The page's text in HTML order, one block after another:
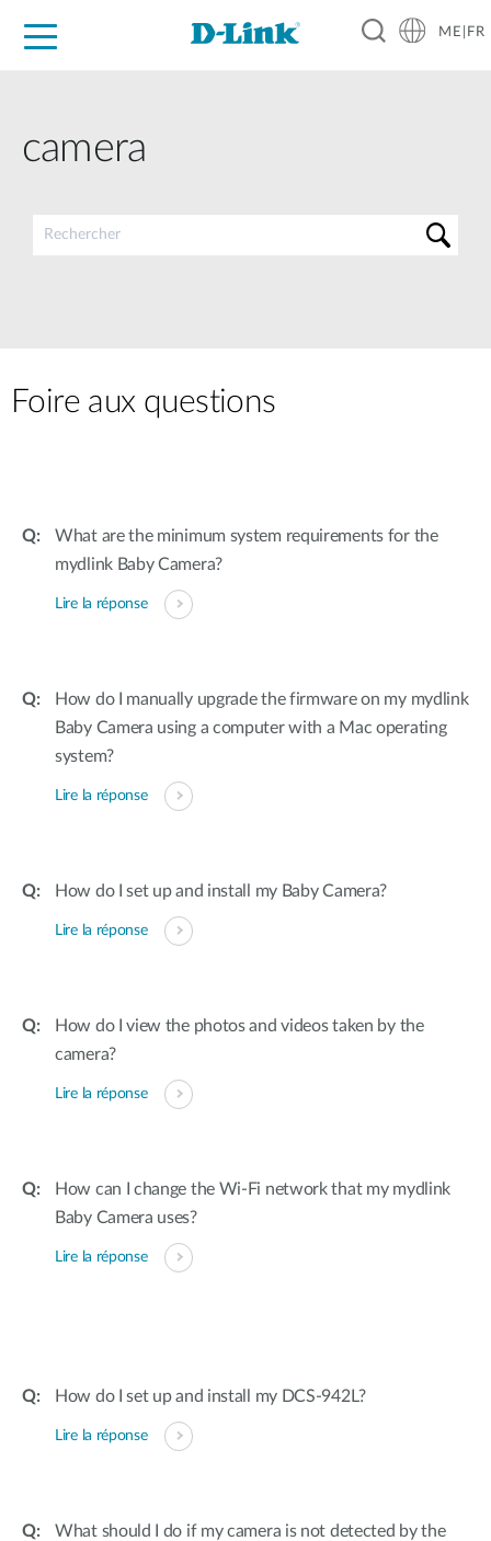
ME|FR
camera
Foire aux questions
What are the minimum system requirements for the
mydlink Baby Camera?
Lire la réponse
How do I manually upgrade the firmware on my mydlink
Baby Camera using a computer with a Mac operating
system?
Lire la réponse
How do I set up and install my Baby Camera?
Lire la réponse
How do I view the photos and videos taken by the
camera?
Lire la réponse
How can I change the Wi-Fi network that my mydlink
Baby Camera uses?
Lire la réponse
How do I set up and install my DCS-942L?
Lire la réponse
What should I do if my camera is not detected by the